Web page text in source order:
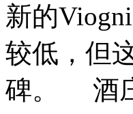
新的
较低，但
碑。 酒庄